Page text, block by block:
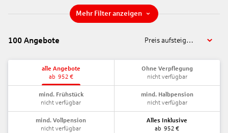
Mehr Filter anzeigen
100 Angebote Preis aufsteigend
alle Angebote
ab 952 €
Ohne Verpflegung
nicht verfügbar
mind. Frühstück
nicht verfügbar
mind. Halbpension
nicht verfügbar
mind. Vollpension
nicht verfügbar
Alles Inklusive
ab 952 €